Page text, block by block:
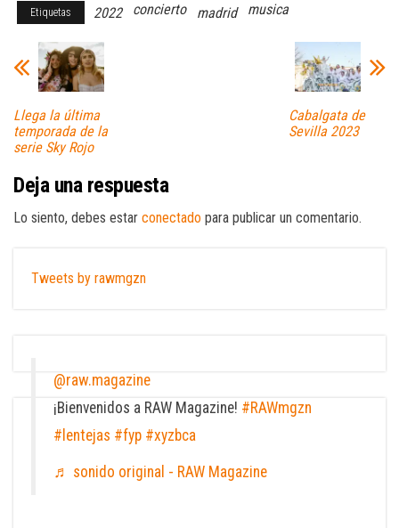
Etiquetas 2022 concierto madrid musica
Llega la última
temporada de la
serie Sky Rojo
Cabalgata de
Sevilla 2023
Deja una respuesta
Lo siento, debes estar conectado para publicar un comentario.
Tweets by rawmgzn
@raw.magazine
¡Bienvenidos a RAW Magazine! #RAWmgzn
#lentejas #fyp #xyzbca
♬ sonido original - RAW Magazine